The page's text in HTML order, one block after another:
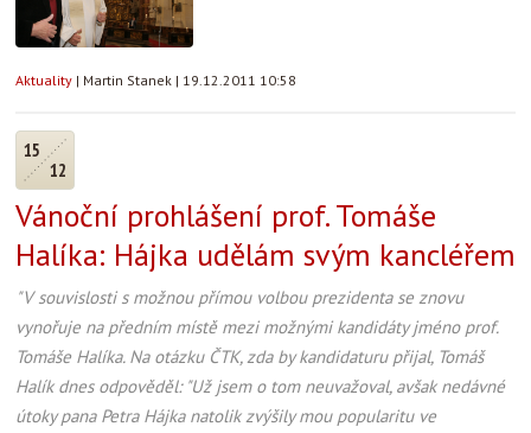
Aktuality | Martin Stanek | 19.12.2011 10:58
15
12
Vánoční prohlášení prof. Tomáše
Halíka: Hájka udělám svým kancléřem
"V souvislosti s možnou přímou volbou prezidenta se znovu
vynořuje na předním místě mezi možnými kandidáty jméno prof.
Tomáše Halíka. Na otázku ČTK, zda by kandidaturu přijal, Tomáš
Halík dnes odpověděl: "Už jsem o tom neuvažoval, avšak nedávné
útoky pana Petra Hájka natolik zvýšily mou popularitu ve